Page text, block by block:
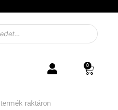
0
raktáron